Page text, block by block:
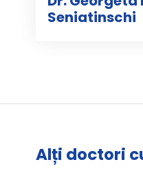
Seniatinschi
Alți doctori